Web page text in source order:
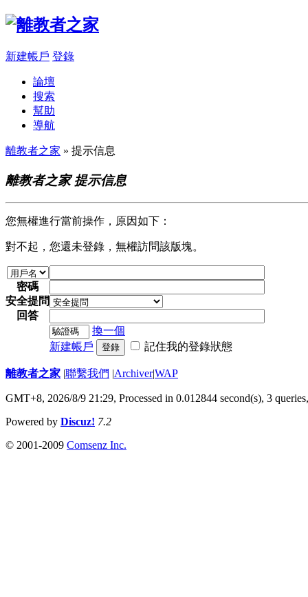
新建帳戶 登錄
論壇
搜索
幫助
導航
離教者之家 » 提示信息
離教者之家 提示信息
您無權進行當前操作，原因如下：
對不起，您還未登錄，無權訪問該版塊。
密碼
安全提問
回答
換一個
新建帳戶
登錄 記住我的登錄狀態
離教者之家 |聯繫我們 |Archiver|WAP
GMT+8, 2026/8/9 21:29, Processed in 0.012844 second(s), 3
Powered by Discuz! 7.2
© 2001-2009 Comsenz Inc.